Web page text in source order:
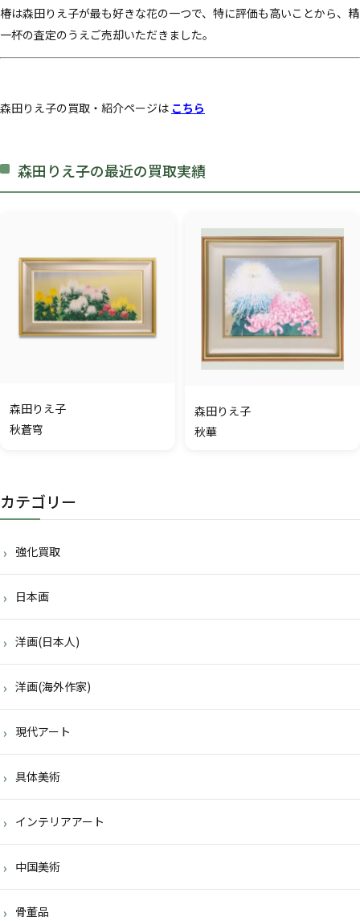
椿は森田りえ子が最も好きな花の一つで、特に評価も高いことから、精
一杯の査定のうえご売却いただきました。
森田りえ子の買取・紹介ページは こちら
森田りえ子の最近の買取実績
森田りえ子
秋蒼穹
森田りえ子
秋華
カテゴリー
強化買取
日本画
洋画(日本人)
洋画(海外作家)
現代アート
具体美術
インテリアアート
中国美術
骨董品